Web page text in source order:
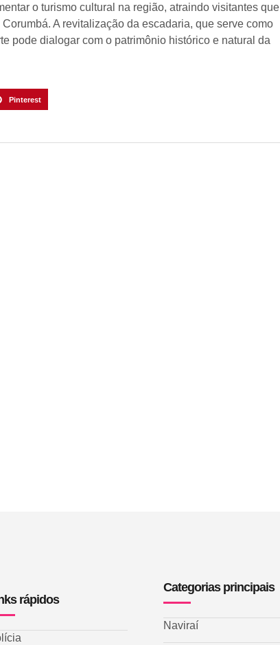
o turismo cultural na região, atraindo visitantes que
A revitalização da escadaria, que serve como
pode dialogar com o patrimônio histórico e natural da
Pinterest
rápidos
Categorias principais
Naviraí